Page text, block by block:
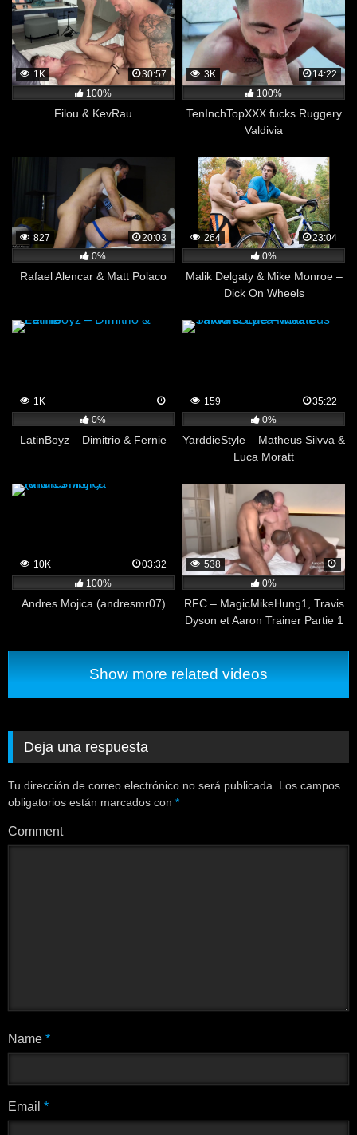
1K
30:57
100%
Filou & KevRau
3K
14:22
100%
TenInchTopXXX fucks Ruggery
Valdivia
827
20:03
0%
Rafael Alencar & Matt Polaco
264
23:04
0%
Malik Delgaty & Mike Monroe –
Dick On Wheels
1K
0%
LatinBoyz – Dimitrio & Fernie
159
35:22
0%
YarddieStyle – Matheus Silvva &
Luca Moratt
10K
03:32
100%
Andres Mojica (andresmr07)
538
0%
RFC – MagicMikeHung1, Travis
Dyson et Aaron Trainer Partie 1
Show more related videos
Deja una respuesta
Tu dirección de correo electrónico no será publicada.
Los campos
obligatorios están marcados con *
Comment
Name *
Email *